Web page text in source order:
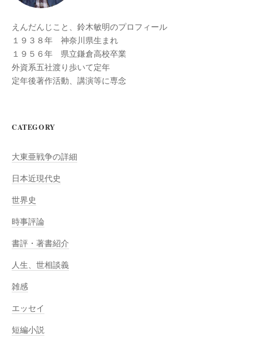
えんだんじこと、鈴木敏明のプロフィール
１９３８年 神奈川県生まれ
１９５６年 県立鎌倉高校卒業
外資系五社渡り歩いて定年
定年後著作活動、講演等に専念
CATEGORY
大東亜戦争の詳細
日本近現代史
世界史
時事評論
書評・著書紹介
人生、世相談義
雑感
エッセイ
短編小説